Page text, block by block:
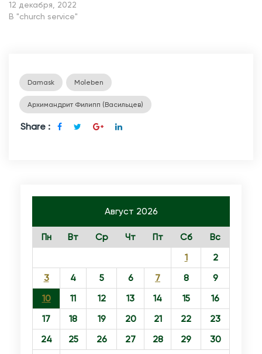
12 декабря, 2022
В "church service"
Damask Moleben
Архимандрит Филипп (Васильцев)
Share :
Август 2026
Пн Вт Ср Чт Пт Сб
Вс
1
2
3
4 5 6 7 8
9
10
11 12 13 14 15
16
17
18 19 20 21 22
23
24
25 26 27 28 29
30